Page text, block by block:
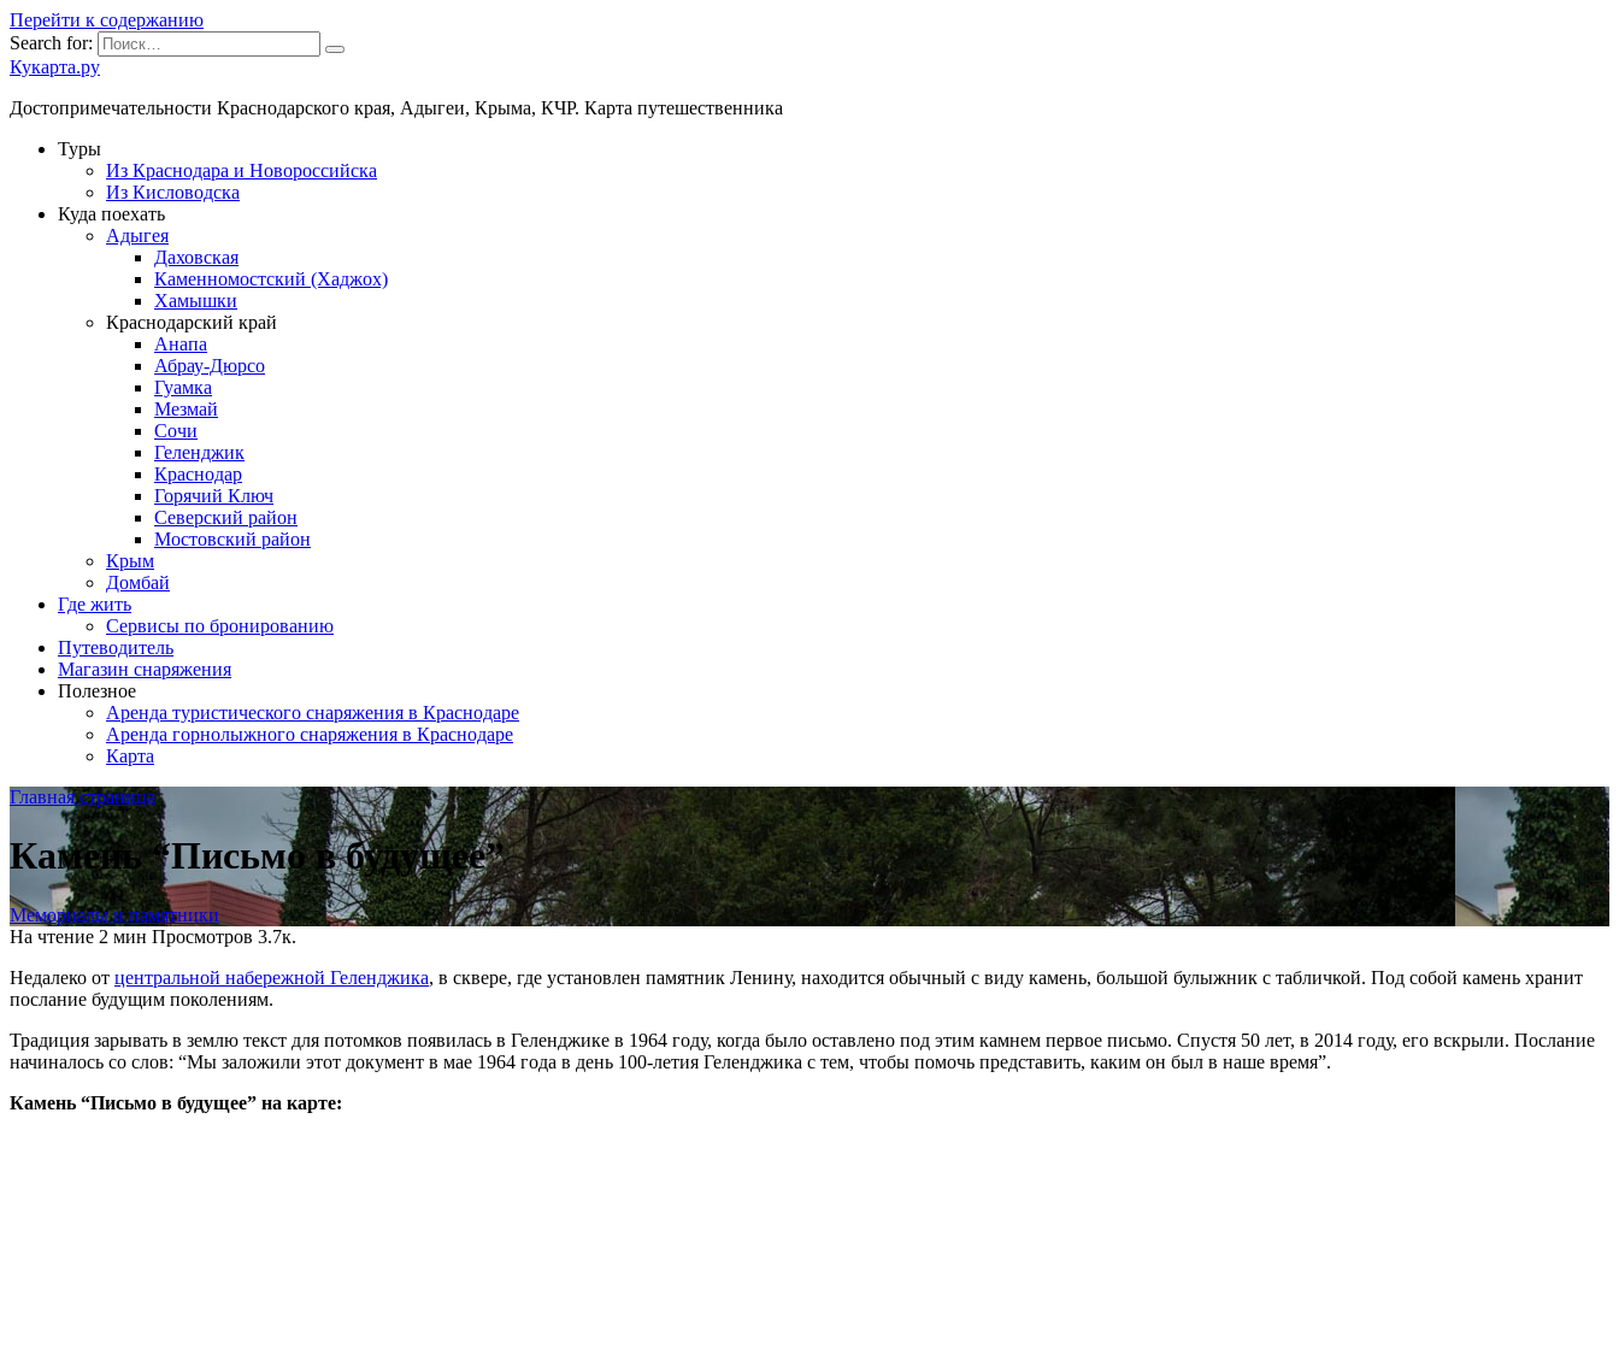
Перейти к содержанию
Search for:
Кукарта.ру
Достопримечательности Краснодарского края, Адыгеи, Крыма, КЧР. Карта путешественника
Туры
Из Краснодара и Новороссийска
Из Кисловодска
Куда поехать
Адыгея
Даховская
Каменномостский (Хаджох)
Хамышки
Краснодарский край
Анапа
Абрау-Дюрсо
Гуамка
Мезмай
Сочи
Геленджик
Краснодар
Горячий Ключ
Северский район
Мостовский район
Крым
Домбай
Где жить
Сервисы по бронированию
Путеводитель
Магазин снаряжения
Полезное
Аренда туристического снаряжения в Краснодаре
Аренда горнолыжного снаряжения в Краснодаре
Карта
Главная страница
Камень “Письмо в будущее”
Мемориалы и памятники
На чтение 2 мин Просмотров 3.7к.
Недалеко от центральной набережной Геленджика, в сквере, где установлен памятник Ленину, находится обычный с виду камень, большой булыжник с табличкой. Под собой камень хранит
послание будущим поколениям.
Традиция зарывать в землю текст для потомков появилась в Геленджике в 1964 году, когда было оставлено под этим камнем первое письмо. Спустя 50 лет, в 2014 году, его вскрыли. Послание
начиналось со слов: “Мы заложили этот документ в мае 1964 года в день 100-летия Геленджика с тем, чтобы помочь представить, каким он был в наше время”.
Камень “Письмо в будущее” на карте: